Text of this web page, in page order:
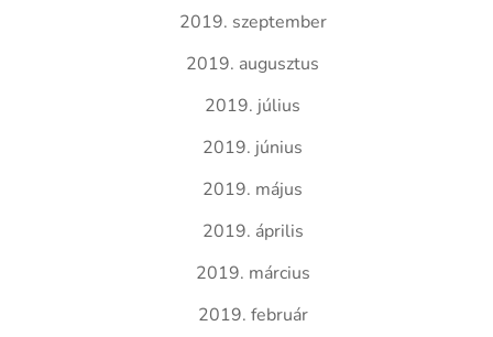
2019. szeptember
2019. augusztus
2019. július
2019. június
2019. május
2019. április
2019. március
2019. február